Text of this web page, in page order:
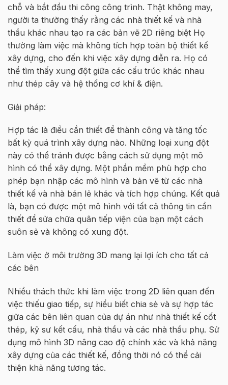
chỗ và bắt đầu thi công công trình. Thật không may,
người ta thường thấy rằng các nhà thiết kế và nhà
thầu khác nhau tạo ra các bản vẽ 2D riêng biệt Họ
thường làm việc mà không tích hợp toàn bộ thiết kế
xây dựng, cho đến khi việc xây dựng diễn ra. Họ có
thể tìm thấy xung đột giữa các cấu trúc khác nhau
như thép cây và hệ thống cơ khí & điện.
Giải pháp:
Hợp tác là điều cần thiết để thành công và tăng tốc
bất kỳ quá trình xây dựng nào. Những loại xung đột
này có thể tránh được bằng cách sử dụng một mô
hình có thể xây dựng. Một phần mềm phù hợp cho
phép bạn nhập các mô hình và bản vẽ từ các nhà
thiết kế và nhà bán lẻ khác và tích hợp chúng. Kết quả
là, bạn có được một mô hình với tất cả thông tin cần
thiết để sửa chữa quân tiếp viện của bạn một cách
suôn sẻ và không có xung đột.
Làm việc ở môi trường 3D mang lại lợi ích cho tất cả
các bên
Nhiều thách thức khi làm việc trong 2D liên quan đến
việc thiếu giao tiếp, sự hiểu biết chia sẻ và sự hợp tác
giữa các bên liên quan của dự án như nhà thiết kế cốt
thép, kỹ sư kết cấu, nhà thầu và các nhà thầu phụ. Sử
dụng mô hình 3D nâng cao độ chính xác và khả năng
xây dựng của các thiết kế, đồng thời nó có thể cải
thiện khả năng tương tác.